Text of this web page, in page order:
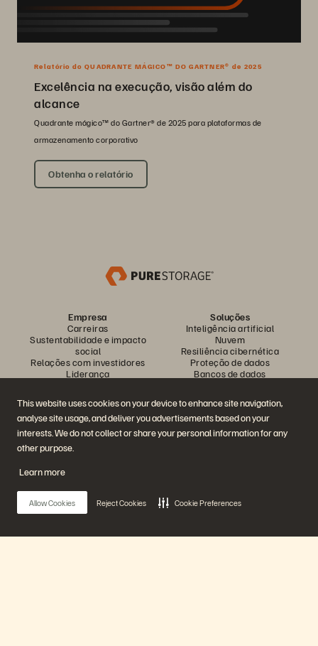
This website uses cookies on your device to enhance site navigation,
analyse site usage, and deliver you advertisements based on your
interests. We do not collect or share your personal information for any
other purpose.
Learn more
Allow Cookies Reject Cookies Cookie Preferences
Relatório do QUADRANTE MÁGICO™ DO GARTNER® de 2025
Excelência na execução, visão além do
alcance
Quadrante mágico™ do Gartner® de 2025 para plataformas de
armazenamento corporativo
Obtenha o relatório
Empresa
Carreiras
Sustentabilidade e impacto
social
Relações com investidores
Liderança
Soluções
Inteligência artificial
Nuvem
Resiliência cibernética
Proteção de dados
Bancos de dados
Virtualização
Setores
Plataforma e produtos
A plataforma Everpure
FlashArray
FlashBlade//EXA
Enterprise File
Parceiros